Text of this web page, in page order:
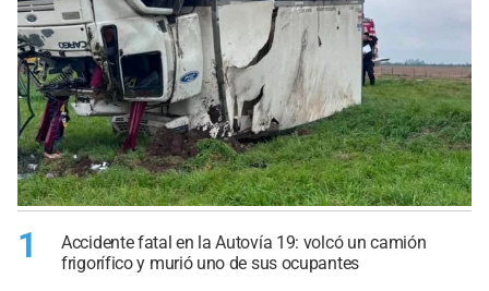
1
Accidente fatal en la Autovía 19: volcó un camión
frigorífico y murió uno de sus ocupantes